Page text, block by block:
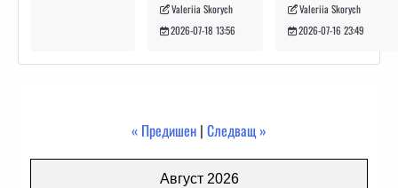
Valeriia Skorych
2026-07-18 13:56
Valeriia Skorych
2026-07-16 23:49
« Предишен | Следващ »
Август 2026